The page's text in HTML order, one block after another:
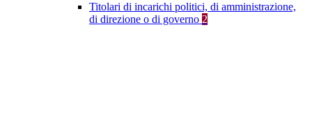
Titolari di incarichi politici, di amministrazione,
di direzione o di governo 2